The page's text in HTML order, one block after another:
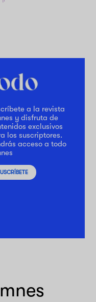
a la revista
y disfruta de
exclusivos
los suscriptores.
acceso a todo